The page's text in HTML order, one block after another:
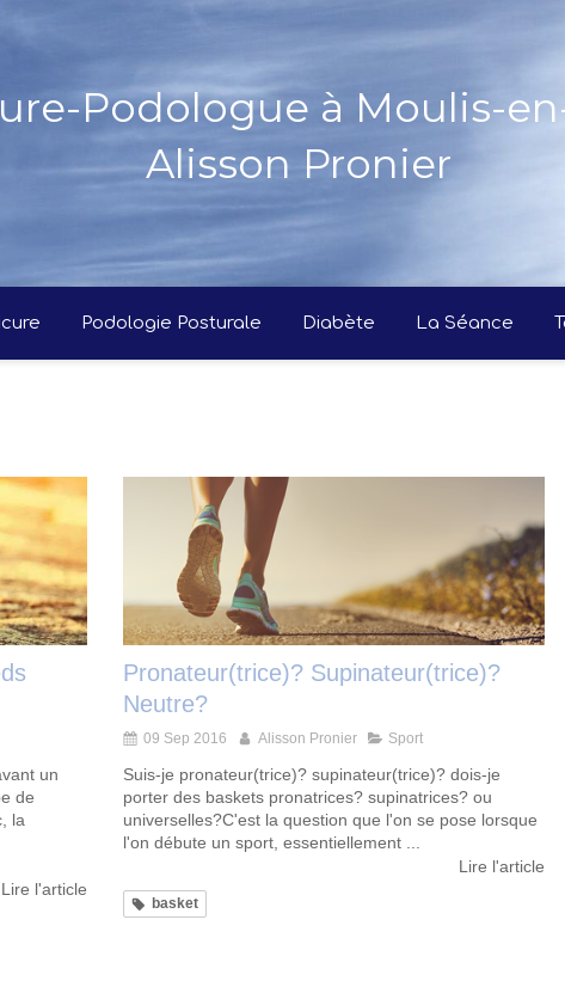
Podologue à Moulis-
Alisson Pronier
Podologie Posturale Diabète La Séance
un
de
la
Lire l'article
Pronateur(trice)? Supinateur(trice)?
Neutre?
09 Sep 2016 Alisson Pronier Sport
Suis-je pronateur(trice)? supinateur(trice)? dois-je
porter des baskets pronatrices? supinatrices? ou
universelles?C'est la question que l'on se pose lorsque
l'on débute un sport, essentiellement ...
Lire l'article
basket